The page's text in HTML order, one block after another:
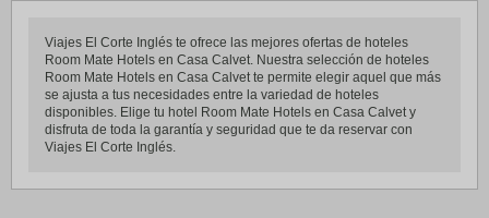
Viajes El Corte Inglés te ofrece las mejores ofertas de hoteles
Room Mate Hotels en Casa Calvet. Nuestra selección de hoteles
Room Mate Hotels en Casa Calvet te permite elegir aquel que más
se ajusta a tus necesidades entre la variedad de hoteles
disponibles. Elige tu hotel Room Mate Hotels en Casa Calvet y
disfruta de toda la garantía y seguridad que te da reservar con
Viajes El Corte Inglés.